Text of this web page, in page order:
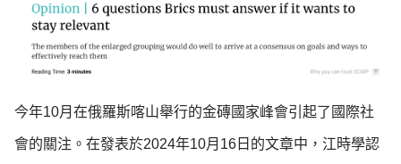
今年10月在俄羅斯喀山舉行的金磚國家峰會引起了國際社
會的關注。在發表於2024年10月16日的文章中，江時學認